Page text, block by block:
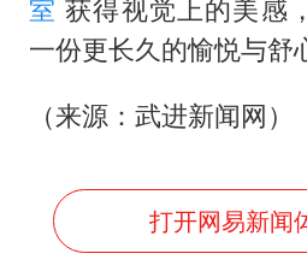
室获得视觉上的美感
一份更长久的愉悦与舒
（来源：武进新闻网）
打开网易新闻